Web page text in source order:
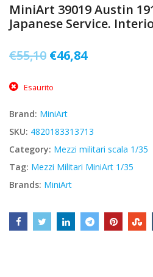
MiniArt 39019 Austin
Japanese Service.
€55,10 Il
originale
era:
€55,10.
€46,84Il
€46,84.
Esaurito
Brand: MiniArt
SKU: 4820183313713
Category: Mezzi militari scala 1/35
Tag: Mezzi Militari MiniArt 1/35
Brands: MiniArt